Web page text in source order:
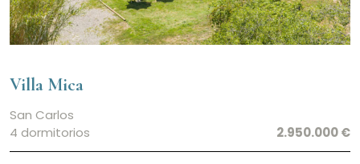
Villa Mica
San Carlos
4 dormitorios
2.950.000 €